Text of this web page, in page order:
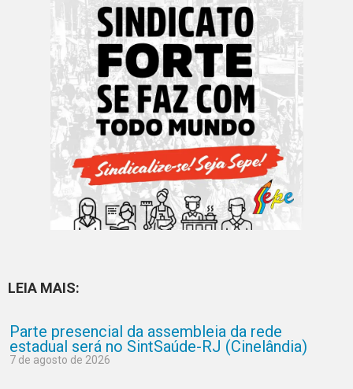
LEIA MAIS:
Parte presencial da assembleia da rede
estadual será no SintSaúde-RJ (Cinelândia)
7 de agosto de 2026